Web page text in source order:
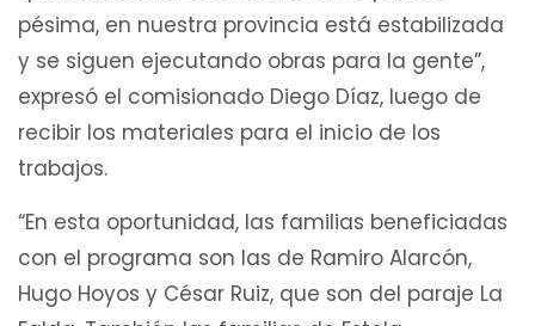
pésima, en nuestra provincia está estabilizada
y se siguen ejecutando obras para la gente”,
expresó el comisionado Diego Díaz, luego de
recibir los materiales para el inicio de los
trabajos.
“En esta oportunidad, las familias beneficiadas
con el programa son las de Ramiro Alarcón,
Hugo Hoyos y César Ruiz, que son del paraje La